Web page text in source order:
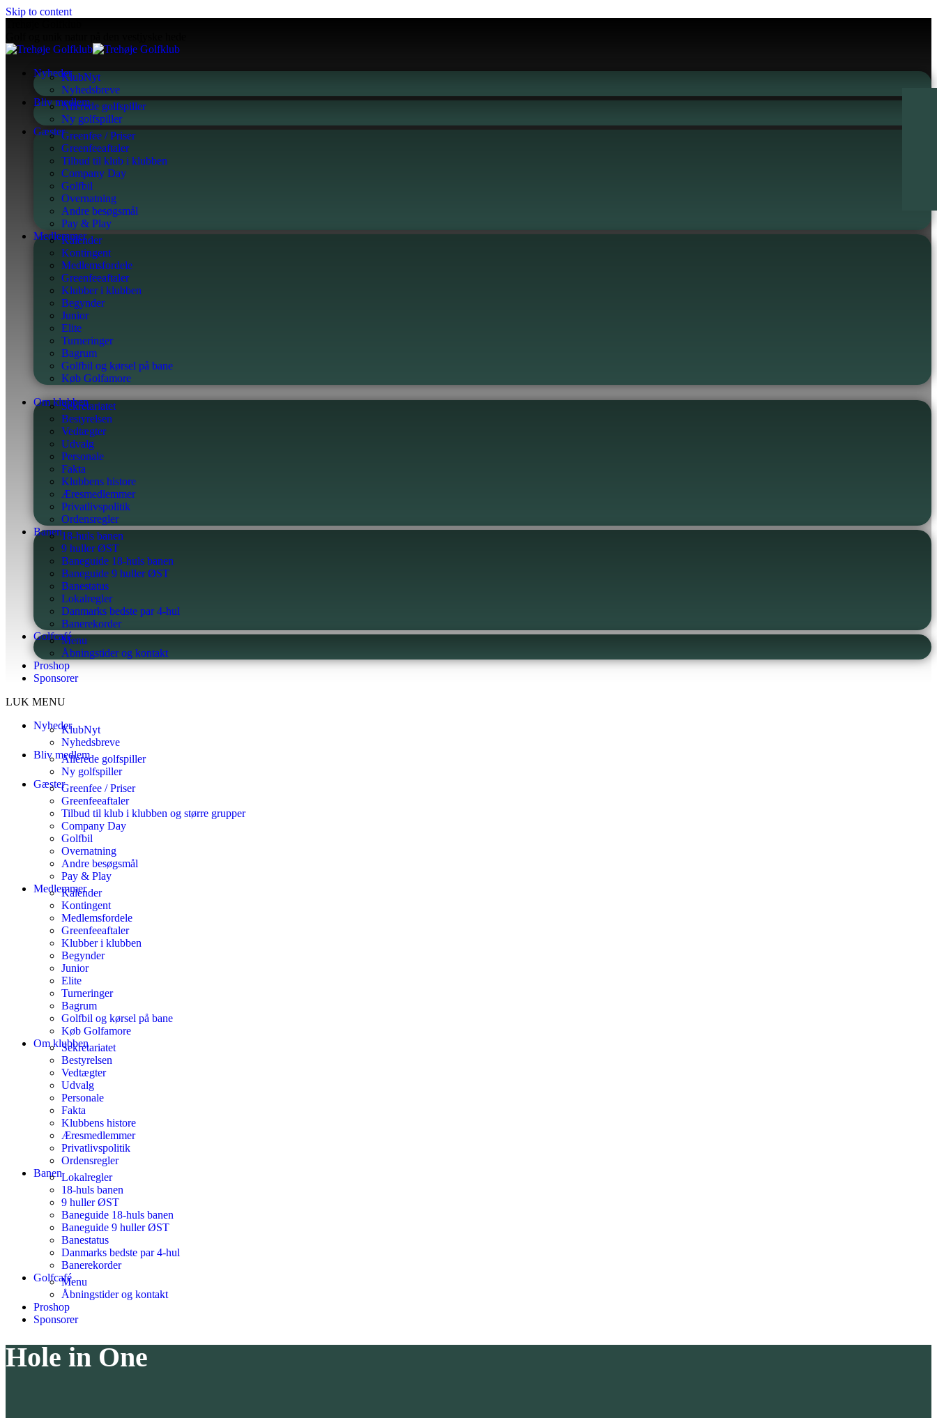
Skip to content
NyhederKlubNyt
Nyhedsbreve
Bliv medlemAllerede golfspiller
Ny golfspiller
GæsterGreenfee / Priser
Greenfeeaftaler
Tilbud til klub i klubben
Company Day
Golfbil
Overnatning
Andre besøgsmål
Pay & Play
Medlemmer
Kalender
Kontingent
Medlemsfordele
Greenfeeaftaler
Klubber i klubben
Begynder
Junior
Elite
Turneringer
Bagrum
Golfbil og kørsel på bane
Køb Golfamore
Om klubbenSekretariatet
Bestyrelsen
Vedtægter
Udvalg
Personale
Fakta
Klubbens histore
Æresmedlemmer
Privatlivspolitik
Ordensregler
Banen18-huls banen
9 huller ØST
Baneguide 18-huls banen
Baneguide 9 huller ØST
Banestatus
Lokalregler
Danmarks bedste par 4-hul
Banerekorder
GolfcaféMenu
Åbningstider og kontakt
Proshop
Sponsorer
LUK MENU
NyhederKlubNyt
Nyhedsbreve
Bliv medlemAllerede golfspiller
Ny golfspiller
GæsterGreenfee / Priser
Greenfeeaftaler
Tilbud til klub i klubben og større grupper
Company Day
Golfbil
Overnatning
Andre besøgsmål
Pay & Play
Medlemmer
Kalender
Kontingent
Medlemsfordele
Greenfeeaftaler
Klubber i klubben
Begynder
Junior
Elite
Turneringer
Bagrum
Golfbil og kørsel på bane
Køb Golfamore
Om klubbenSekretariatet
Bestyrelsen
Vedtægter
Udvalg
Personale
Fakta
Klubbens histore
Æresmedlemmer
Privatlivspolitik
Ordensregler
BanenLokalregler
18-huls banen
9 huller ØST
Baneguide 18-huls banen
Baneguide 9 huller ØST
Banestatus
Danmarks bedste par 4-hul
Banerekorder
GolfcaféMenu
Åbningstider og kontakt
Proshop
Sponsorer
Hole in One